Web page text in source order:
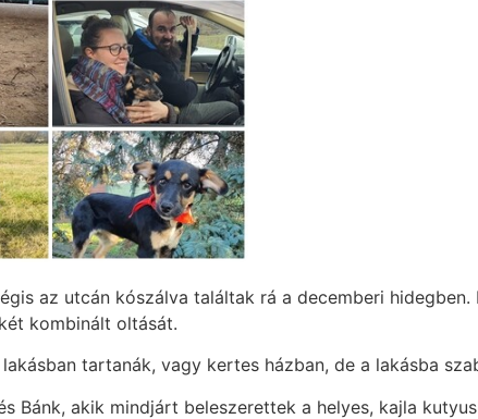
az utcán kószálva találtak rá a decemberi
kombinált oltását.
tartanák, vagy kertes házban, de a lakásba
Bánk, akik mindjárt beleszerettek a helyes, kajla